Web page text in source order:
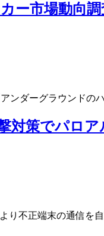
ー市場動向
ンダーグラウンド
対策でパロ
り不正端末の通信